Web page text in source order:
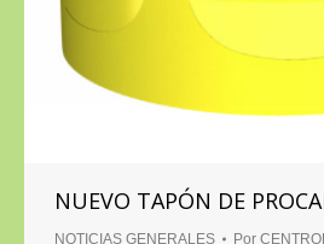
NUEVO TAPÓN DE
NOTICIAS GENERALES Por